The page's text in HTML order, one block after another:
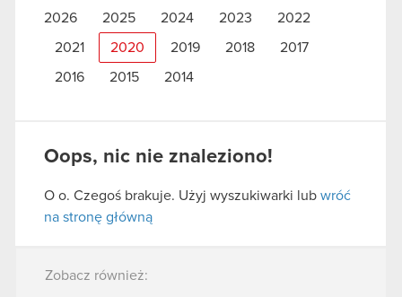
2026 2025 2024 2023 2022
2021 2020 2019 2018 2017
2016 2015 2014
Oops, nic nie znaleziono!
O o. Czegoś brakuje. Użyj wyszukiwarki lub wróć
na stronę główną
Zobacz również: